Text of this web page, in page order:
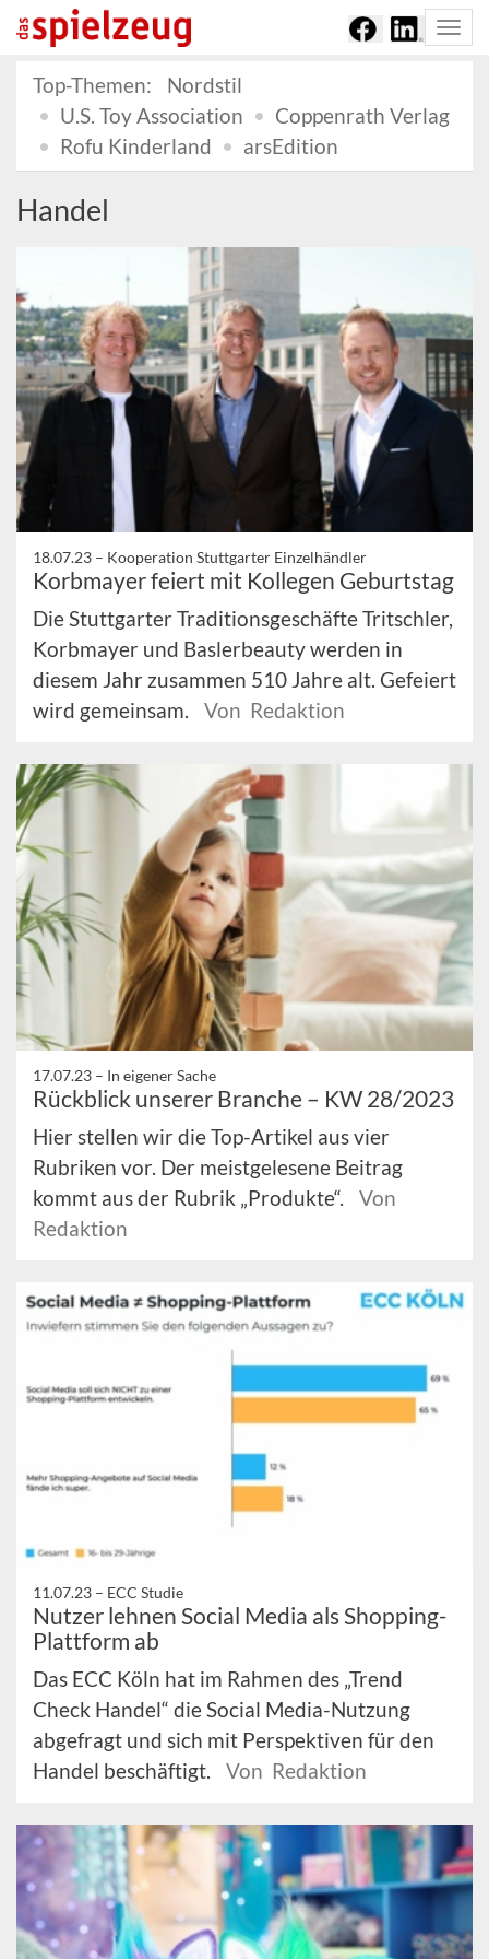
Top-Themen:
Nordstil
U.S. Toy Association
Coppenrath Verlag
Rofu Kinderland
arsEdition
Handel
18.07.23 – Kooperation Stuttgarter Einzelhändler
Korbmayer feiert mit Kollegen Geburtstag
Die Stuttgarter Traditionsgeschäfte Tritschler,
Korbmayer und Baslerbeauty werden in
diesem Jahr zusammen 510 Jahre alt. Gefeiert
wird gemeinsam.
Von Redaktion
17.07.23 – In eigener Sache
Rückblick unserer Branche – KW 28/2023
Hier stellen wir die Top-Artikel aus vier
Rubriken vor. Der meistgelesene Beitrag
kommt aus der Rubrik „Produkte“.
Von
Redaktion
11.07.23 – ECC Studie
Nutzer lehnen Social Media als Shopping-
Plattform ab
Das ECC Köln hat im Rahmen des „Trend
Check Handel“ die Social Media-Nutzung
abgefragt und sich mit Perspektiven für den
Handel beschäftigt.
Von Redaktion